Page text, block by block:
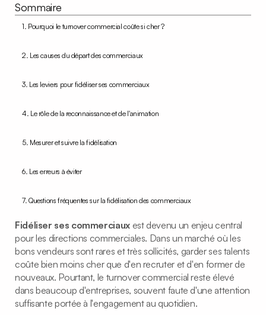
Sommaire
1. Pourquoi le turnover commercial coûte si cher ?
2. Les causes du départ des commerciaux
3. Les leviers pour fidéliser ses commerciaux
4. Le rôle de la reconnaissance et de l'animation
5. Mesurer et suivre la fidélisation
6. Les erreurs à éviter
7. Questions fréquentes sur la fidélisation des commerciaux
Fidéliser ses commerciauxest devenu un enjeu central
pour les directions commerciales. Dans un marché où les
bons vendeurs sont rares et très sollicités, garder ses talents
coûte bien moins cher que d'en recruter et d'en former de
nouveaux. Pourtant, le turnover commercial reste élevé
dans beaucoup d'entreprises, souvent faute d'une attention
suffisante portée à l'engagement au quotidien.